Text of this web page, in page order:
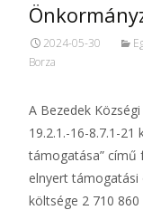
2024-05-30
Borza
A Bezedek
19.2.1.-16-8.7.1-
támogatása” című
elnyert támogatási
költsége 2 710